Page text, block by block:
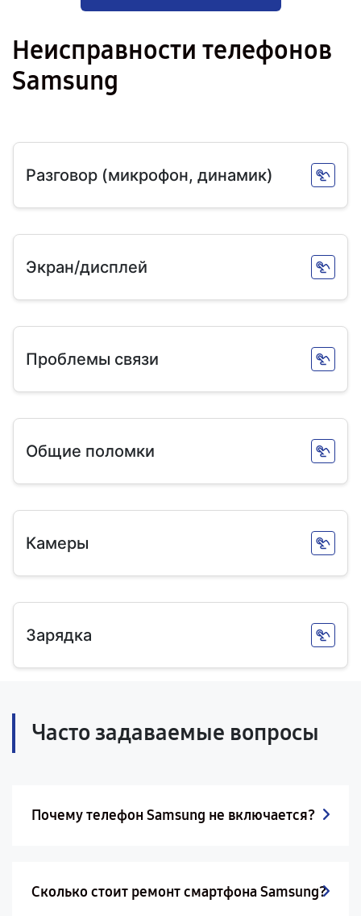
Неисправности телефонов
Samsung
Разговор (микрофон, динамик)
Экран/дисплей
Проблемы связи
Общие поломки
Камеры
Зарядка
Часто задаваемые вопросы
Почему телефон Samsung не включается?
Сколько стоит ремонт смартфона Samsung?